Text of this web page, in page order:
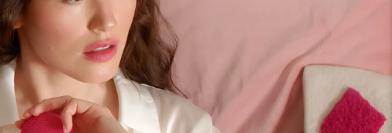
Kullanici profi̇li̇
Cihazlarım
Siparişlerim